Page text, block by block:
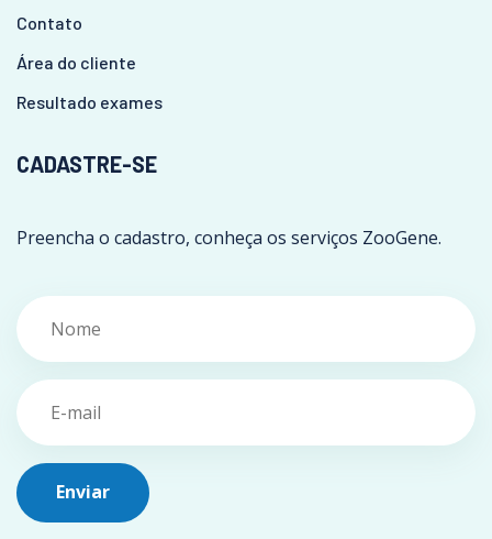
Contato
Área do cliente
Resultado exames
CADASTRE-SE
Preencha o cadastro, conheça os serviços ZooGene.
Enviar